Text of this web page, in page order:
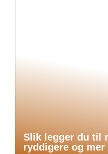
Slik legger du til
ryddigere og mer